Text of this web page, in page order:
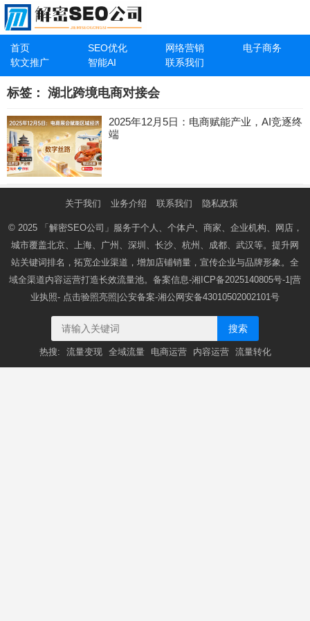
首页 SEO优化 网络营销
电子商务
软文推广
智能AI 联系我们
标签： 湖北跨境电商对接会
2025年12月5日：电商赋能产业，AI竞逐终
端
关于我们 业务介绍 联系我们 隐私政策
© 2025 「解密SEO公司」 服务于个人、个体户、商家、企业机构、网店，
城市覆盖北京、上海、广州、深圳、长沙、杭州、成都、武汉等。提升网
站关键词排名，拓宽企业渠道，增加店铺销量，宣传企业与品牌形象。全
域全渠道内容运营打造长效流量池。备案信息-湘ICP备2025140805号-1 |营
业执照- 点击验照亮照 |公安备案-湘公网安备43010502002101号
搜索
热搜: 流量变现 全域流量 电商运营 内容运营 流量转化